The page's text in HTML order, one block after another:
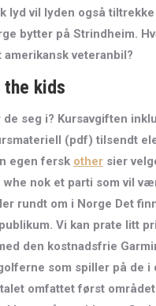
lyd vil lyden også
bytter på Strindheim.
veteranbil?
the kids
de seg i? Kursavgiften
(pdf) tilsendt
egen fersk other sier
whe nok et parti som vil
rundt om i Norge Det
Vi kan prate litt
den kostnadsfrie
som spiller på de i
omfattet først